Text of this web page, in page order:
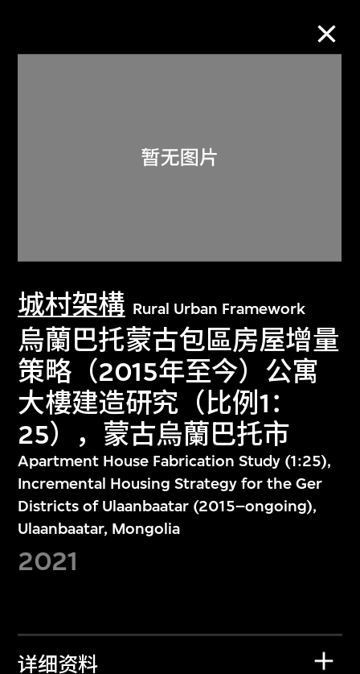
城村架構 Rural Urban Framework
烏蘭巴托蒙古包區房屋增量
策略（2015年至今）公寓
大樓建造研究（比例1：
25），蒙古烏蘭巴托市
Apartment House Fabrication Study (1:25),
Incremental Housing Strategy for the Ger
Districts of Ulaanbaatar (2015–ongoing),
Ulaanbaatar, Mongolia
2021
详细资料
关于M+藏品
探索世界顶级的二十及二十一世纪视觉
文化藏品。